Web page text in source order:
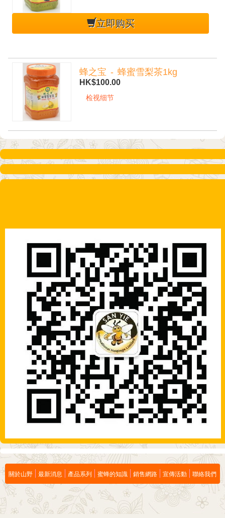
立即购买
蜂之宝 - 蜂蜜雪梨茶1kg
HK$100.00
检视细节
關於山野 最新消息 產品系列 蜜蜂的知識 銷售網路 宣傳活動 聯絡我們